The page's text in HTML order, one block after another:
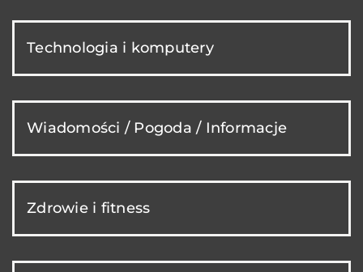
Technologia i komputery
Wiadomości / Pogoda / Informacje
Zdrowie i fitness